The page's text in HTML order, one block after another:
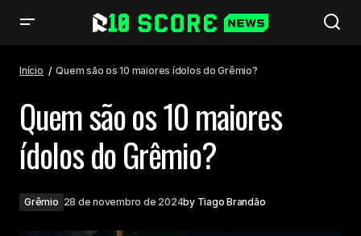
Início Quem são os 10 maiores ídolos do Grêmio?
Quem são os 10 maiores
ídolos do Grêmio?
Grêmio 28 de novembro de 2024by Tiago Brandão